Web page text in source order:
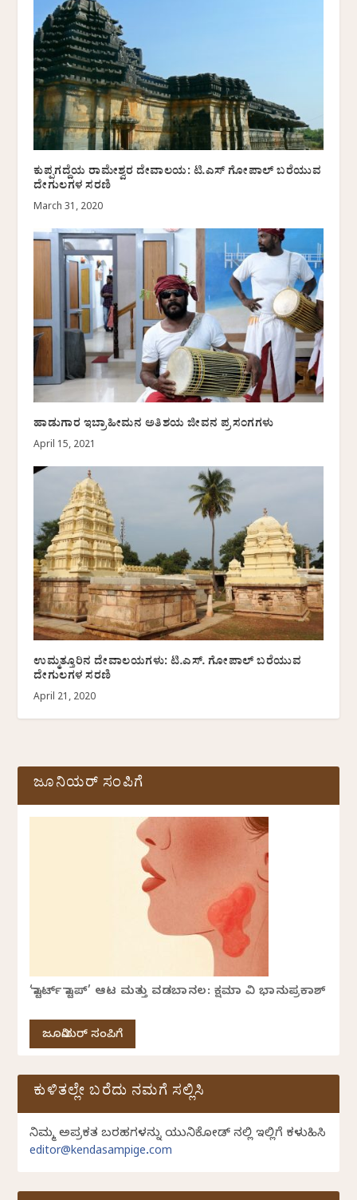
ಕುಪ್ಪಗದ್ದೆಯ ರಾಮೇಶ್ವರ ದೇವಾಲಯ: ಟಿ.ಎಸ್ ಗೋಪಾಲ್ ಬರೆಯುವ
ದೇಗುಲಗಳ ಸರಣಿ
March 31, 2020
ಹಾಡುಗಾರ ಇಬ್ರಾಹೀಮನ ಅತಿಶಯ ಜೀವನ ಪ್ರಸಂಗಗಳು
April 15, 2021
ಉಮ್ಮತ್ತೂರಿನ ದೇವಾಲಯಗಳು: ಟಿ.ಎಸ್. ಗೋಪಾಲ್ ಬರೆಯುವ
ದೇಗುಲಗಳ ಸರಣಿ
April 21, 2020
ಜೂನಿಯರ್ ಸಂಪಿಗೆ
‘ಸ್ಟಾರ್ಟ್ ಸ್ಟಾಪ್’ ಆಟ ಮತ್ತು ವಡಬಾನಲ: ಕ್ಷಮಾ ವಿ ಭಾನುಪ್ರಕಾಶ್
ಜೂನಿಯರ್ ಸಂಪಿಗೆ
ಕುಳಿತಲ್ಲೇ ಬರೆದು ನಮಗೆ ಸಲ್ಲಿಸಿ
ನಿಮ್ಮ ಅಪ್ರಕಟಿತ ಬರಹಗಳನ್ನು ಯುನಿಕೋಡ್ ನಲ್ಲಿ ಇಲ್ಲಿಗೆ ಕಳುಹಿಸಿ
editor@kendasampige.com